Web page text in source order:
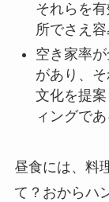
それらを
所でさえ
空き家率
があり、
文化を提
ィングであ
昼食には、料
て？おからハ